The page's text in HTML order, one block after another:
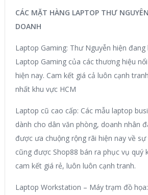
CÁC MẶT HÀNG LAPTOP THƯ
DOANH
Laptop Gaming: Thư Nguyễn hiện đang
Laptop Gaming của các thương hiệu
hiện nay. Cam kết giá cả luôn cạnh
nhất khu vực HCM
Laptop cũ cao cấp: Các mẫu laptop
dành cho dân văn phòng, doanh nhân
được ưa chuộng rộng rãi hiện nay về
cũng được Shop88 bán ra phục vụ quý
cam kết giá rẻ, luôn luôn cạnh tranh.
Laptop Workstation – Máy trạm đồ